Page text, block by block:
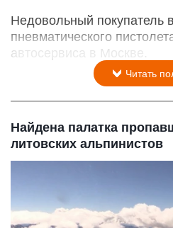
Недовольный покупатель
пневматического
автосервиса в Москве.
Читать
Найдена палатка
литовских альпинистов